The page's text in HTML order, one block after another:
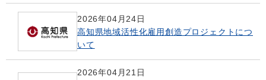
2026年04月24日
高知県地域活性化雇用創造プロジェクトにつ
いて
2026年04月21日